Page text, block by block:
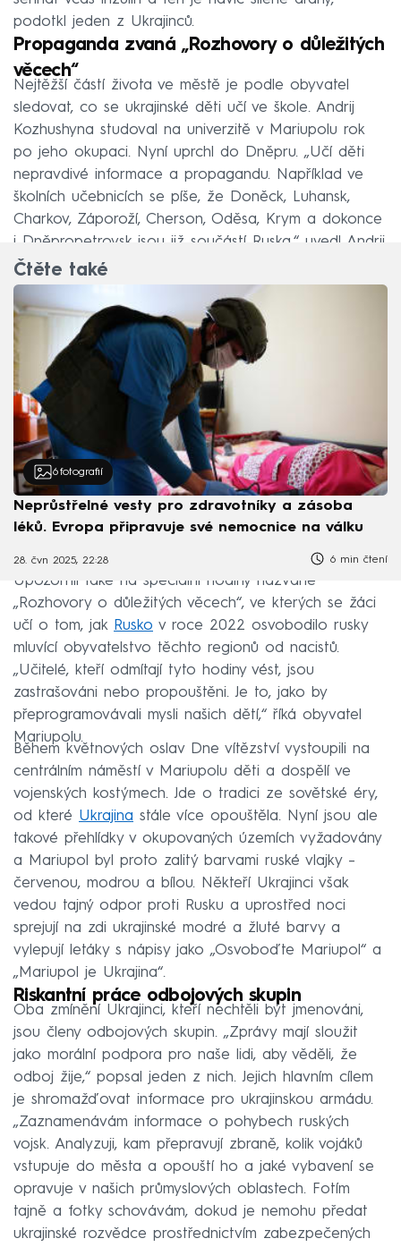
podotkl jeden z Ukrajinců.
Propaganda zvaná „Rozhovory o důležitých
věcech“
Nejtěžší částí života ve městě je podle obyvatel
sledovat, co se ukrajinské děti učí ve škole. Andrij
Kozhushyna studoval na univerzitě v Mariupolu rok
po jeho okupaci. Nyní uprchl do Dněpru. „Učí děti
nepravdivé informace a propagandu. Například ve
školních učebnicích se píše, že Doněck, Luhansk,
Charkov, Záporoží, Cherson, Oděsa, Krym a dokonce
i Dněpropetrovsk jsou již součástí Ruska,“ uvedl Andrij.
Čtěte také
6 fotografií
Neprůstřelné vesty pro zdravotníky a zásoba
léků. Evropa připravuje své nemocnice na válku
28. čvn 2025, 22:28 6 min čtení
Upozornil také na speciální hodiny nazvané
„Rozhovory o důležitých věcech“, ve kterých se žáci
učí o tom, jak Rusko v roce 2022 osvobodilo rusky
mluvící obyvatelstvo těchto regionů od nacistů.
„Učitelé, kteří odmítají tyto hodiny vést, jsou
zastrašováni nebo propouštěni. Je to, jako by
přeprogramovávali mysli našich dětí,“ říká obyvatel
Mariupolu.
Během květnových oslav Dne vítězství vystoupili na
centrálním náměstí v Mariupolu děti a dospělí ve
vojenských kostýmech. Jde o tradici ze sovětské éry,
od které Ukrajina stále více opouštěla. Nyní jsou ale
takové přehlídky v okupovaných územích vyžadovány
a Mariupol byl proto zalitý barvami ruské vlajky –
červenou, modrou a bílou. Někteří Ukrajinci však
vedou tajný odpor proti Rusku a uprostřed noci
sprejují na zdi ukrajinské modré a žluté barvy a
vylepují letáky s nápisy jako „Osvoboďte Mariupol“ a
„Mariupol je Ukrajina“.
Riskantní práce odbojových skupin
Oba zmínění Ukrajinci, kteří nechtěli být jmenováni,
jsou členy odbojových skupin. „Zprávy mají sloužit
jako morální podpora pro naše lidi, aby věděli, že
odboj žije,“ popsal jeden z nich. Jejich hlavním cílem
je shromažďovat informace pro ukrajinskou armádu.
„Zaznamenávám informace o pohybech ruských
vojsk. Analyzuji, kam přepravují zbraně, kolik vojáků
vstupuje do města a opouští ho a jaké vybavení se
opravuje v našich průmyslových oblastech. Fotím
tajně a fotky schovávám, dokud je nemohu předat
ukrajinské rozvědce prostřednictvím zabezpečených